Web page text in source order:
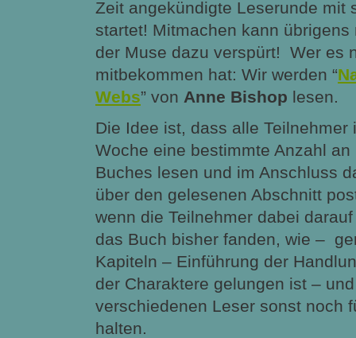
Zeit angekündigte Leserunde mit
startet! Mitmachen kann übrigens
der Muse dazu verspürt! Wer es
mitbekommen hat: Wir werden “
Webs” von Anne Bishop lesen.
Die Idee ist, dass alle Teilnehmer
Woche eine bestimmte Anzahl
Buches lesen und im Anschluss
über den gelesenen Abschnitt
wenn die Teilnehmer dabei
das Buch bisher fanden, wie –
Kapiteln – Einführung der
der Charaktere gelungen ist –
verschiedenen Leser sonst noch
halten.